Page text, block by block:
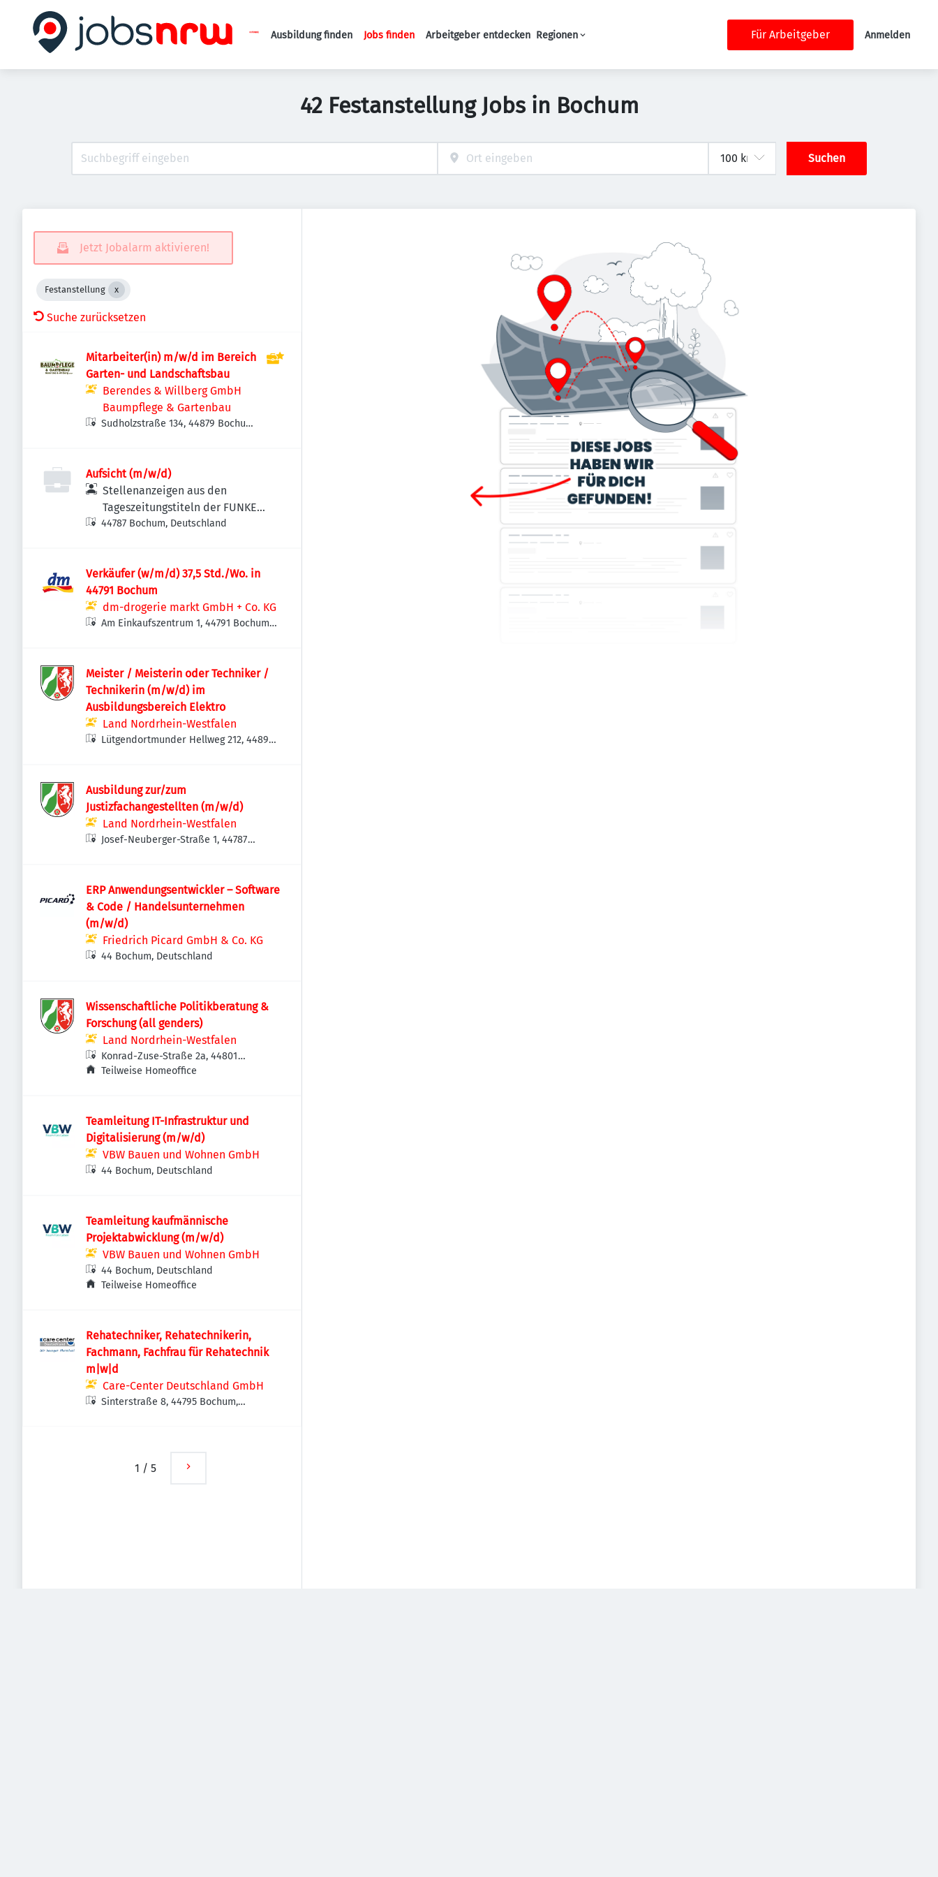
Haupt-Navigation
Ausbildung finden Jobs finden Arbeitgeber entdecken Regionen Für Arbeitgeber Anmelden
42 Festanstellung Jobs in Bochum
Suchen
Jetzt Jobalarm aktivieren!
Festanstellung
Suche zurücksetzen
Mitarbeiter(in) m/w/d im Bereich
Garten- und Landschaftsbau
Berendes & Willberg GmbH
Baumpflege & Gartenbau
Sudholzstraße 134, 44879 Bochum
Aufsicht (m/w/d)
Stellenanzeigen aus den
Tageszeitungstiteln der FUNKE
MEDIEN NRW
44787 Bochum, Deutschland
Verkäufer (w/m/d) 37,5 Std./Wo. in
44791 Bochum
dm-drogerie markt GmbH + Co. KG
Am Einkaufszentrum 1, 44791 Bochum,
Meister / Meisterin oder Techniker /
Technikerin (m/w/d) im
Ausbildungsbereich Elektro
Land Nordrhein-Westfalen
Lütgendortmunder Hellweg 212, 44894
Ausbildung zur/zum
Justizfachangestellten (m/w/d)
Land Nordrhein-Westfalen
Josef-Neuberger-Straße 1, 44787
ERP Anwendungsentwickler – Software
& Code / Handelsunternehmen
(m/w/d)
Friedrich Picard GmbH & Co. KG
44 Bochum, Deutschland
Wissenschaftliche Politikberatung &
Forschung (all genders)
Land Nordrhein-Westfalen
Konrad-Zuse-Straße 2a, 44801
Bochum, Deutschland
Teilweise Homeoffice
Teamleitung IT-Infrastruktur und
Digitalisierung (m/w/d)
VBW Bauen und Wohnen GmbH
44 Bochum, Deutschland
Teamleitung kaufmännische
Projektabwicklung (m/w/d)
VBW Bauen und Wohnen GmbH
44 Bochum, Deutschland
Teilweise Homeoffice
Rehatechniker, Rehatechnikerin,
Fachmann, Fachfrau für Rehatechnik
m|w|d
Care-Center Deutschland GmbH
Sinterstraße 8, 44795 Bochum,
1 / 5